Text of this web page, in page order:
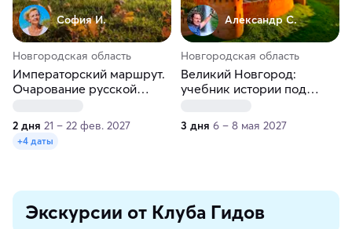
София И.
Новгородская область
Императорский маршрут.
Очарование русской
2 дня 21 – 22 фев. 2027
+4 даты
Александр С.
Новгородская область
Великий Новгород:
учебник истории под
3 дня 6 – 8 мая 2027
Экскурсии от Клуба Гидов